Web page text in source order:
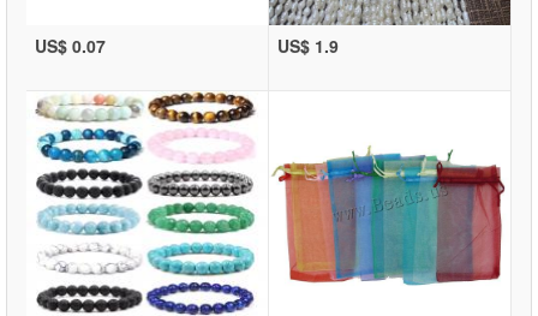
US$ 0.07 US$ 1.9